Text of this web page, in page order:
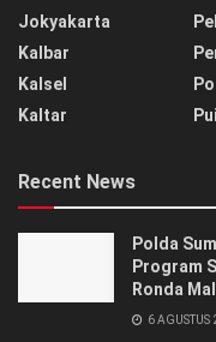
Jokyakarta
Kalbar
Kalsel
Kaltar
Recent News
Polda
Program
Ronda
6 AGUSTUS